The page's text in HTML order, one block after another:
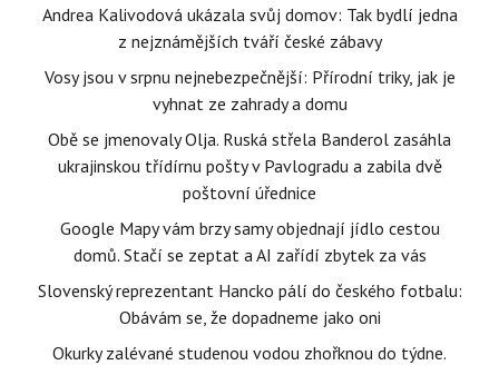
Andrea Kalivodová ukázala svůj domov: Tak bydlí jedna
z nejznámějších tváří české zábavy
Vosy jsou v srpnu nejnebezpečnější: Přírodní triky, jak je
vyhnat ze zahrady a domu
Obě se jmenovaly Olja. Ruská střela Banderol zasáhla
ukrajinskou třídírnu pošty v Pavlogradu a zabila dvě
poštovní úřednice
Google Mapy vám brzy samy objednají jídlo cestou
domů. Stačí se zeptat a AI zařídí zbytek za vás
Slovenský reprezentant Hancko pálí do českého fotbalu:
Obávám se, že dopadneme jako oni
Okurky zalévané studenou vodou zhořknou do týdne.